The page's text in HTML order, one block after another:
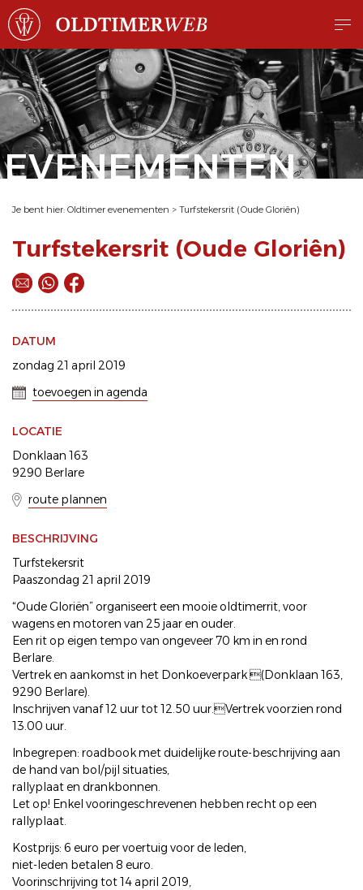
EVENEMENTEN
Je bent hier: Oldtimer evenementen > Turfstekersrit (Oude Gloriên)
Turfstekersrit (Oude Gloriên)
DATUM
zondag 21 april 2019
toevoegen in agenda
LOCATIE
Donklaan 163
9290 Berlare
route plannen
BESCHRIJVING
Turfstekersrit
Paaszondag 21 april 2019
“Oude Gloriën” organiseert een mooie oldtimerrit, voor
wagens en motoren van 25 jaar en ouder.
Een rit op eigen tempo van ongeveer 70 km in en rond
Berlare.
Vertrek en aankomst in het Donkoeverpark (Donklaan 163,
9290 Berlare).
Inschrijven vanaf 12 uur tot 12.50 uur.Vertrek voorzien rond
13.00 uur.
Inbegrepen: roadbook met duidelijke route-beschrijving aan
de hand van bol/pijl situaties,
rallyplaat en drankbonnen.
Let op! Enkel vooringeschrevenen hebben recht op een
rallyplaat.
Kostprijs: 6 euro per voertuig voor de leden,
niet-leden betalen 8 euro.
Voorinschrijving tot 14 april 2019,